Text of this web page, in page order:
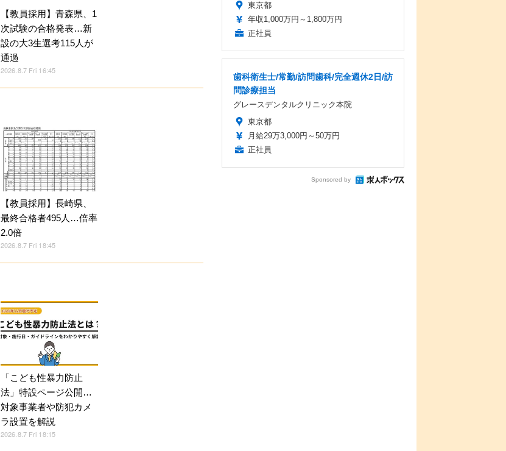
【教員採用】青森県、1
次試験の合格発表…新
設の大3生選考115人が
通過
2026.8.7 Fri 16:45
【教員採用】長崎県、
最終合格者495人…倍率
2.0倍
2026.8.7 Fri 18:45
「こども性暴力防止
法」特設ページ公開…
対象事業者や防犯カメ
ラ設置を解説
2026.8.7 Fri 18:15
東京都
年収1,000万円～1,800万円
正社員
歯科衛生士/常勤/訪問歯科/完全週休2日/訪
問診療担当
グレースデンタルクリニック本院
東京都
月給29万3,000円～50万円
正社員
Sponsored by